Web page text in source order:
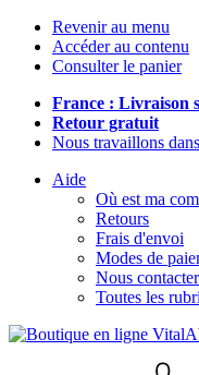
Revenir au menu
Accéder au contenu
Consulter le panier
France : Livraison
Retour gratuit
Nous travaillons
Aide
Où est ma
Retours
Frais d'envoi
Modes de
Nous contacter
Toutes les